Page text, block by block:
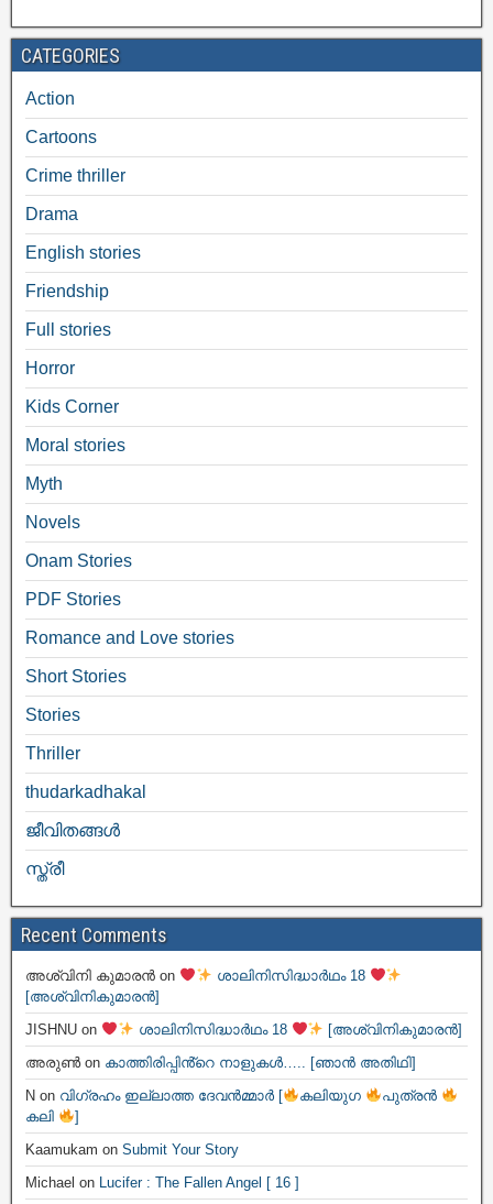
CATEGORIES
Action
Cartoons
Crime thriller
Drama
English stories
Friendship
Full stories
Horror
Kids Corner
Moral stories
Myth
Novels
Onam Stories
PDF Stories
Romance and Love stories
Short Stories
Stories
Thriller
thudarkadhakal
ജീവിതങ്ങള്‍
സ്ത്രീ
Recent Comments
അശ്വിനി കുമാരൻ on
ശാലിനിസിദ്ധാർഥം 18
[അശ്വിനികുമാരൻ]
JISHNU on ശാലിനിസിദ്ധാർഥം 18
[അശ്വിനികുമാരൻ]
അരുൺon കാത്തിരിപ്പിൻ്റെ നാളുകൾ….. [ഞാൻ അതിഥി]
N on വിഗ്രഹം ഇല്ലാത്ത ദേവൻമ്മാർ [ കലിയുഗ
പുത്രൻ
കലി
]
Kaamukam on Submit Your Story
Michael on Lucifer : The Fallen Angel [ 16 ]